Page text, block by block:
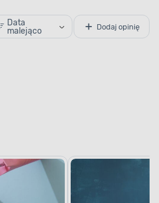
Data
malejąco
Dodaj opinię